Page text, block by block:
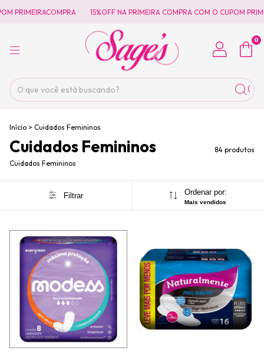
15%OFF NA PRIMEIRA COMPRA COM O CUPOM PRIMEIRACOMPRA
0
Início > Cuidados Femininos
Cuidados Femininos
84 produtos
Cuidados Femininos
Filtrar Ordenar por:
Mais vendidos